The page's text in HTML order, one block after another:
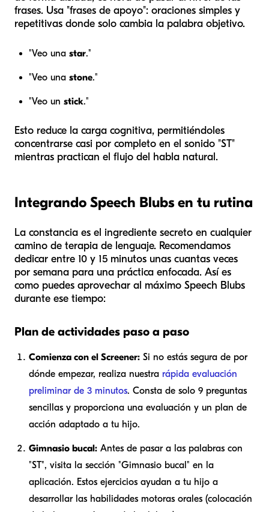
frases. Usa "frases de apoyo": oraciones simples y
repetitivas donde solo cambia la palabra objetivo.
"Veo una star."
"Veo una stone."
"Veo un stick."
Esto reduce la carga cognitiva, permitiéndoles
concentrarse casi por completo en el sonido "ST"
mientras practican el flujo del habla natural.
Integrando Speech Blubs en tu rutina
La constancia es el ingrediente secreto en cualquier
camino de terapia de lenguaje. Recomendamos
dedicar entre 10 y 15 minutos unas cuantas veces
por semana para una práctica enfocada. Así es
como puedes aprovechar al máximo Speech Blubs
durante ese tiempo:
Plan de actividades paso a paso
Comienza con el Screener: Si no estás segura de por
dónde empezar, realiza nuestra rápida evaluación
preliminar de 3 minutos. Consta de solo 9 preguntas
sencillas y proporciona una evaluación y un plan de
acción adaptado a tu hijo.
Gimnasio bucal: Antes de pasar a las palabras con
"ST", visita la sección "Gimnasio bucal" en la
aplicación. Estos ejercicios ayudan a tu hijo a
desarrollar las habilidades motoras orales (colocación